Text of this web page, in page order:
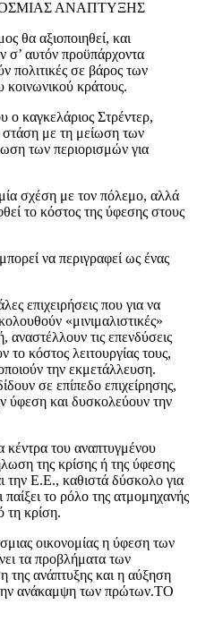
ΑΝΑΠΤΥΞΗΣ
θα αξιοποιηθεί, και
σ’ αυτόν προϋπάρχοντα
πολιτικές σε βάρος των
κράτους.
ο καγκελάριος Στρέντερ,
στάση με τη μείωση των
των περιορισμών για
σχέση με τον πόλεμο, αλλά
το κόστος της ύφεσης στους
να περιγραφεί ως ένας
επιχειρήσεις που για να
«μινιμαλιστικές»
τις επενδύσεις
το κόστος λειτουργίας τους,
την εκμετάλλευση.
σε επίπεδο επιχείρησης,
ύφεση και δυσκολεύουν την
κέντρα του αναπτυγμένου
της κρίσης ή της ύφεσης
την Ε.Ε., καθιστά δύσκολο για
το ρόλο της ατμομηχανής
τη κρίση.
οικονομίας η ύφεση των
τα προβλήματα των
ανάπτυξης και η αύξηση
την ανάκαμψη των πρώτων.ΤΟ